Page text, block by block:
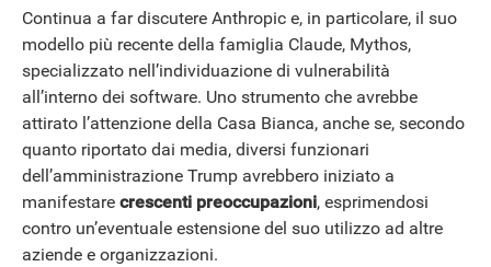
NEWS
Continua a far discutere Anthropic e, in particolare, il suo
modello più recente della famiglia Claude, Mythos,
specializzato nell’individuazione di vulnerabilità
all’interno dei software. Uno strumento che avrebbe
attirato l’attenzione della Casa Bianca, anche se, secondo
quanto riportato dai media, diversi funzionari
dell’amministrazione Trump avrebbero iniziato a
manifestare crescenti preoccupazioni, esprimendosi
contro un’eventuale estensione del suo utilizzo ad altre
aziende e organizzazioni.